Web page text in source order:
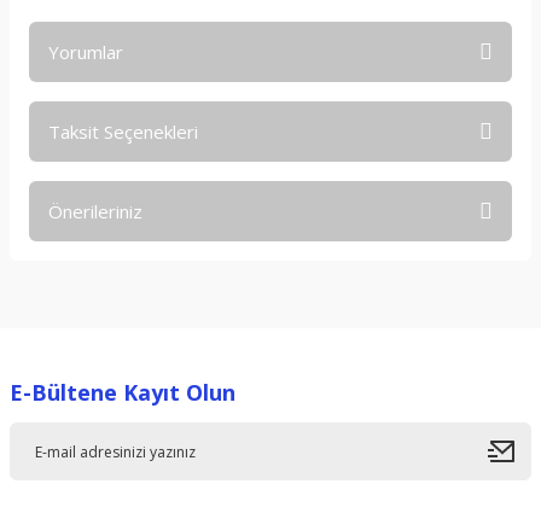
Yorumlar
Taksit Seçenekleri
Önerileriniz
Ürün resmi kalitesiz, bozuk veya görüntülenemiyor.
E-Bültene Kayıt Olun